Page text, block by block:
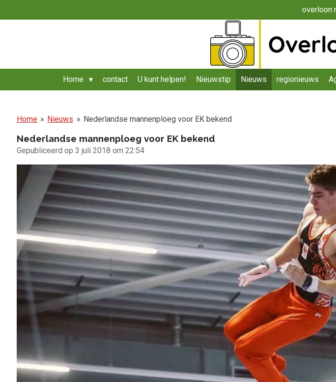
direct
overloon
Home contact U kunt helpen! Nieuwstip Nieuws regionieuws
Home » Nieuws » Nederlandse mannenploeg voor EK bekend
Nederlandse mannenploeg voor EK bekend
Gepubliceerd op 3 juli 2018 om 22:54